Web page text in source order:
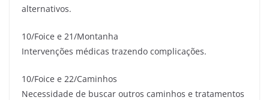
alternativos.
10/Foice e 21/Montanha
Intervenções médicas trazendo complicações.
10/Foice e 22/Caminhos
Necessidade de buscar outros caminhos e tratamentos